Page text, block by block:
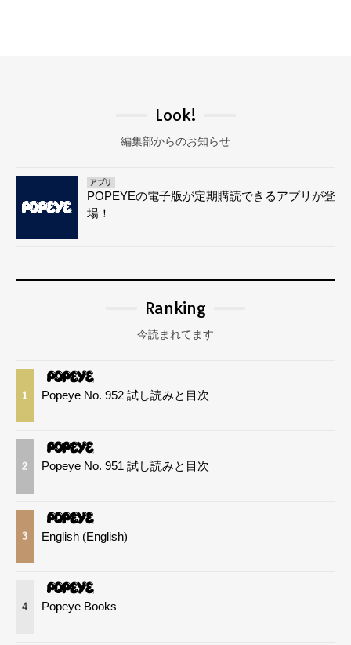
Look!
編集部からのお知らせ
アプリ
POPEYEの電子版が定期購読できるアプリが登
場！
Ranking
今読まれてます
1 Popeye No. 952 試し読みと目次
2 Popeye No. 951 試し読みと目次
3 English (English)
4 Popeye Books